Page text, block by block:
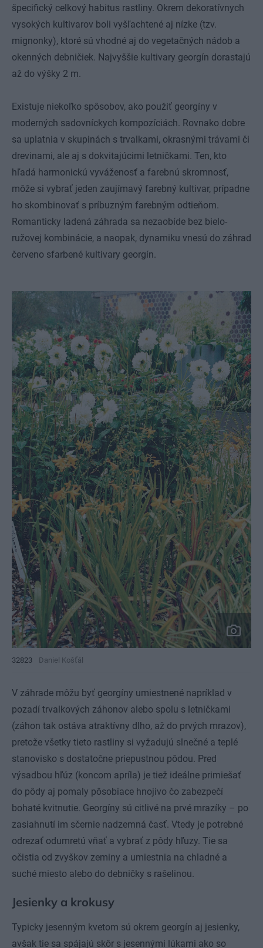
špecifický celkový habitus rastliny. Okrem dekoratívnych
vysokých kultivarov boli vyšľachtené aj nízke (tzv.
mignonky), ktoré sú vhodné aj do vegetačných nádob a
okenných debničiek. Najvyššie kultivary georgín dorastajú
až do výšky 2 m.
Existuje niekoľko spôsobov, ako použiť georgíny v
moderných sadovníckych kompozíciách. Rovnako dobre
sa uplatnia v skupinách s trvalkami, okrasnými trávami či
drevinami, ale aj s dokvitajúcimi letničkami. Ten, kto
hľadá harmonickú vyváženosť a farebnú skromnosť,
môže si vybrať jeden zaujímavý farebný kultivar, prípadne
ho skombinovať s príbuzným farebným odtieňom.
Romanticky ladená záhrada sa nezaobíde bez bielo-
ružovej kombinácie, a naopak, dynamiku vnesú do záhrad
červeno sfarbené kultivary georgín.
32823 Daniel Košťál
V záhrade môžu byť georgíny umiestnené napríklad v
pozadí trvalkových záhonov alebo spolu s letničkami
(záhon tak ostáva atraktívny dlho, až do prvých mrazov),
pretože všetky tieto rastliny si vyžadujú slnečné a teplé
stanovisko s dostatočne priepustnou pôdou. Pred
výsadbou hľúz (koncom apríla) je tiež ideálne primiešať
do pôdy aj pomaly pôsobiace hnojivo čo zabezpečí
bohaté kvitnutie. Georgíny sú citlivé na prvé mrazíky – po
zasiahnutí im sčernie nadzemná časť. Vtedy je potrebné
odrezať odumretú vňať a vybrať z pôdy hľuzy. Tie sa
očistia od zvyškov zeminy a umiestnia na chladné a
suché miesto alebo do debničky s rašelinou.
Jesienky a krokusy
Typicky jesenným kvetom sú okrem georgín aj jesienky,
avšak tie sa spájajú skôr s jesennými lúkami ako so